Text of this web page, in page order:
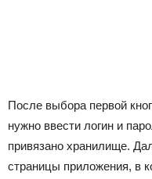
После выбора первой
нужно ввести логин и
привязано хранилище.
страницы приложения, в